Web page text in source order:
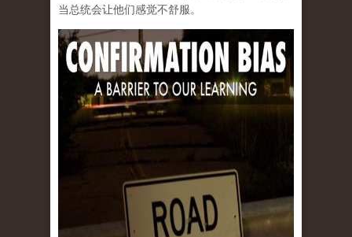
当总统会让他们感觉不舒服。